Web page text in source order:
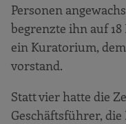
Personen
begrenzte ihn auf
ein Kuratorium,
vorstand.
Statt vier hatte die
Geschäftsführer,